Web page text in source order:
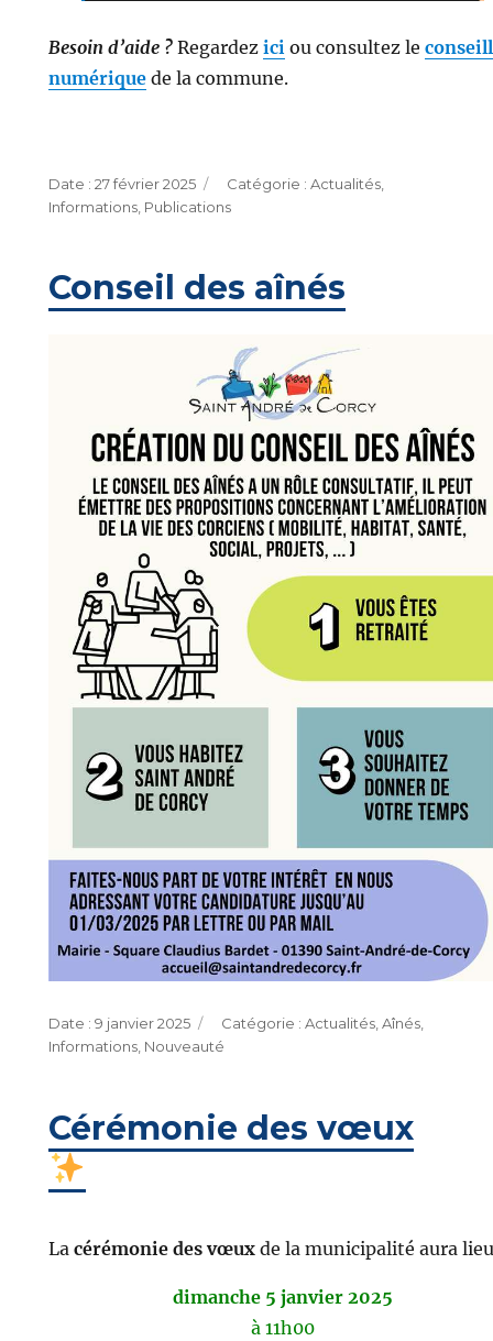
Besoin d’aide ?Regardez ici ou consultez le
numériquede la commune.
Publié
le
27 février 2025 Catégories
Actualités,
Informations, Publications
Conseil des aînés
Publié
le
9 janvier 2025 Catégories
Actualités,Aînés,
Informations, Nouveauté
Cérémonie des vœux
La cérémonie des vœuxde la municipalité aura
dimanche 5 janvier 2025
à 11h00